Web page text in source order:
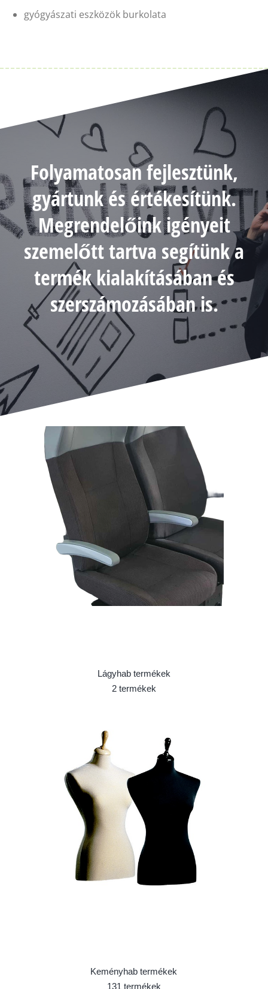
gyógyászati eszközök burkolata
Folyamatosan fejlesztünk,
gyártunk és értékesítünk.
Megrendelőink igényeit
szemelőtt tartva segítünk a
termék kialakításában és
szerszámozásában is.
Lágyhab termékek
2 termékek
Keményhab termékek
131 termékek